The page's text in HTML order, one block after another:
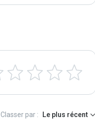
Classer par : Le plus récent